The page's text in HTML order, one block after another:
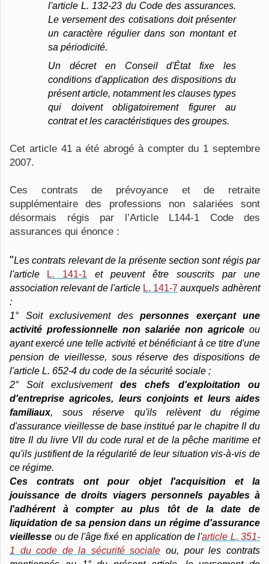
l'article L. 132-23 du Code des assurances.
Le versement des cotisations doit présenter
un caractère régulier dans son montant et
sa périodicité.
Un décret en Conseil d'État fixe les
conditions d'application des dispositions du
présent article, notamment les clauses types
qui doivent obligatoirement figurer au
contrat et les caractéristiques des groupes.
Cet article 41 a été abrogé à compter du 1 septembre
2007.
Ces contrats de prévoyance et de retraite
supplémentaire des professions non salariées sont
désormais régis par l’Article L144-1 Code des
assurances qui énonce :
"Les contrats relevant de la présente section sont régis par
l'article
L. 141-1
et peuvent être souscrits par une
association relevant de l'article L. 141-7 auxquels adhèrent
:
1° Soit exclusivement des personnes exerçant une
activité professionnelle non salariée non agricole ou
ayant exercé une telle activité et bénéficiant à ce titre d'une
pension de vieillesse, sous réserve des dispositions de
l'article L. 652-4 du code de la sécurité sociale ;
2° Soit exclusivement des chefs d'exploitation ou
d'entreprise agricoles, leurs conjoints et leurs aides
familiaux, sous réserve qu'ils relèvent du régime
d'assurance vieillesse de base institué par le chapitre II du
titre II du livre VII du code rural et de la pêche maritime et
qu'ils justifient de la régularité de leur situation vis-à-vis de
ce régime.
Ces contrats ont pour objet l'acquisition et la
jouissance de droits viagers personnels payables à
l'adhérent à compter au plus tôt de la date de
liquidation de sa pension dans un régime d'assurance
vieillesse ou de l'âge fixé en application de l'article L. 351-
1 du code de la sécurité sociale ou, pour les contrats